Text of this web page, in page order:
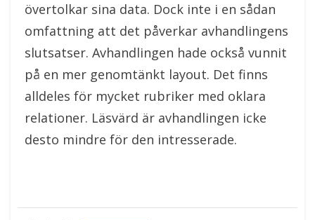
övertolkar sina data. Dock inte i en sådan
omfattning att det påverkar avhandlingens
slutsatser. Avhandlingen hade också vunnit
på en mer genomtänkt layout. Det finns
alldeles för mycket rubriker med oklara
relationer. Läsvärd är avhandlingen icke
desto mindre för den intresserade.